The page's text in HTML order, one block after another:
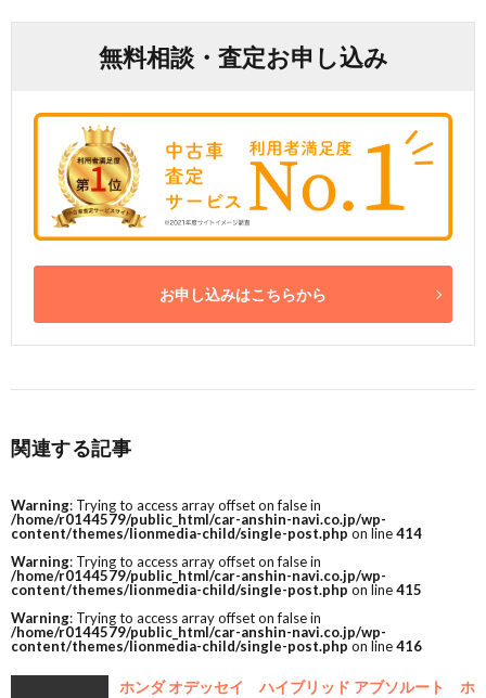
無料相談・査定お申し込み
お申し込みはこちらから
関連する記事
Warning: Trying to access array offset on false in
/home/r0144579/public_html/car-anshin-navi.co.jp/wp-
content/themes/lionmedia-child/single-post.php on line414
Warning: Trying to access array offset on false in
/home/r0144579/public_html/car-anshin-navi.co.jp/wp-
content/themes/lionmedia-child/single-post.php on line415
Warning: Trying to access array offset on false in
/home/r0144579/public_html/car-anshin-navi.co.jp/wp-
content/themes/lionmedia-child/single-post.php on line416
ホンダ オデッセイ ハイブリッド アブソルート ホ